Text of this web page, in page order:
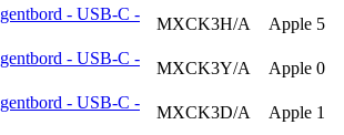
- USB-C -
MXCK3H/A Apple 5
- USB-C -
MXCK3Y/A Apple 0
- USB-C -
MXCK3D/A Apple 1